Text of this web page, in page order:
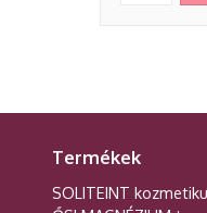
Termékek
SOLITEINT